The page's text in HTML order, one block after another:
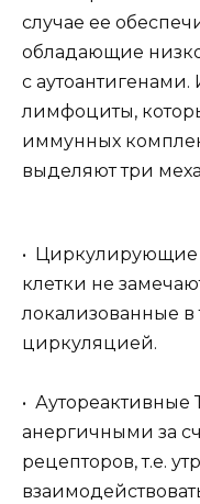
случае ее
обладающие
с
лимфоциты,
иммунных
выделяют три
• Циркулирующие
клетки не
локализованные в
циркуляцией.
• Аутореактивные
анергичными за
рецепторов, т.е.